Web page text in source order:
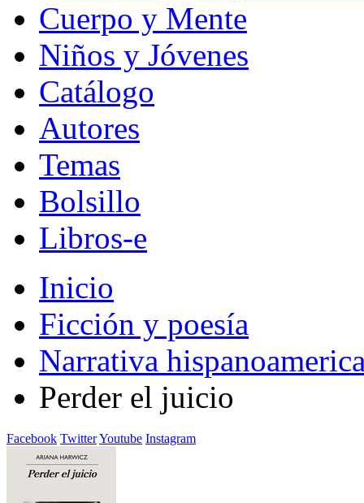
Cuerpo y Mente
Niños y Jóvenes
Catálogo
Autores
Temas
Bolsillo
Libros-e
Inicio
Ficción y poesía
Narrativa
Perder el juicio
Facebook TwitterYoutube Instagram